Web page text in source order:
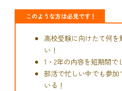
このような方は必見です！
高校受験に向けたて何
い！
1・2年の内容を短期間で
部活で忙しい中でも参
いる！